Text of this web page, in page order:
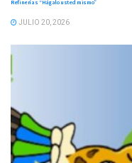
Refinerías “Hágalo usted mismo”
JULIO 20, 2026